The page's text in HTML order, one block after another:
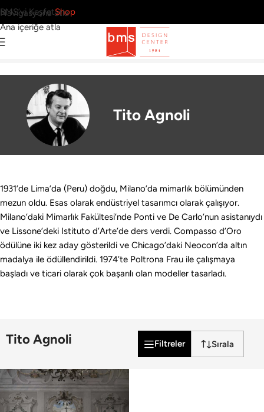
Navigasyona atla
Ana içeriğe atla
BMS’yi KeşfetShop
Tito Agnoli
Tito Agnoli
1931’de Lima’da (Peru) doğdu, Milano’da mimarlık bölümünden
mezun oldu. Esas olarak endüstriyel tasarımcı olarak çalışıyor.
Milano’daki Mimarlık Fakültesi’nde Ponti ve De Carlo’nun asistanıydı
ve Lissone’deki Istituto d’Arte’de ders verdi. Compasso d’Oro
ödülüne iki kez aday gösterildi ve Chicago’daki Neocon’da altın
madalya ile ödüllendirildi. 1974’te Poltrona Frau ile çalışmaya
başladı ve ticari olarak çok başarılı olan modeller tasarladı.
Tito Agnoli Filtreler